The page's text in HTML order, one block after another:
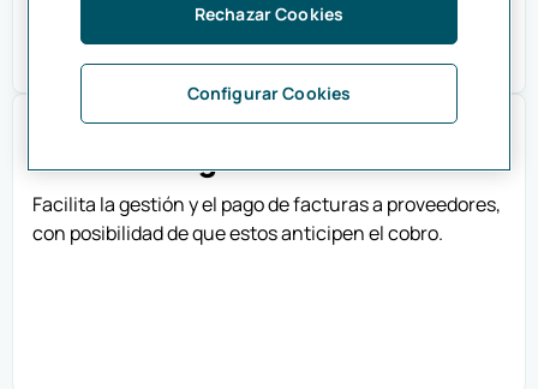
Facilita la gestión y el pago de facturas a proveedores,
con posibilidad de que estos anticipen el cobro.
Configurar Cookies
Rechazar Cookies